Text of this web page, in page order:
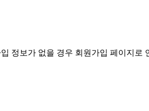
정보가 없을 경우 회원가입 페이지로